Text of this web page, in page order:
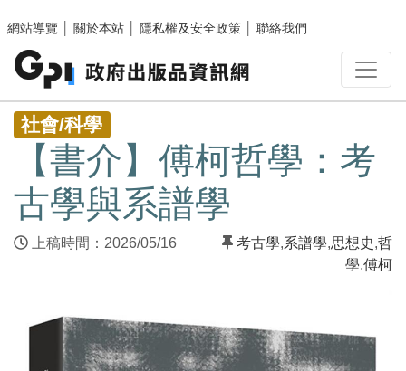
網站導覽
關於本站 隱私權及安全政策 聯絡我們
:::
社會/科學
【書介】傅柯哲學：考
古學與系譜學
上稿時間：2026/05/16 考古學,系譜學,思想史,哲
學,傅柯